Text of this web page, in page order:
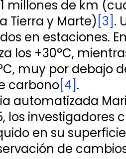
millones de km
Tierra y Marte) [3] .
en estaciones.
los +30°C,
muy por debajo
carbono [4] .
automatizada
los investigadores
en su
de